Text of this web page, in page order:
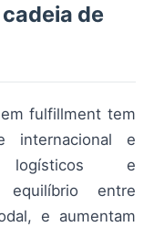
de
fulfillment tem
internacional e
logísticos e
equilíbrio entre
e aumentam